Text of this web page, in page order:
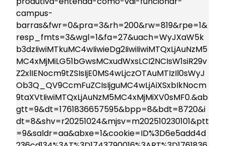
campus-
barras&fwr=0&pra=3&rh=200&rw=819&rpe=1&
resp_fmts=3&wgl=1&fa=27&uach=WyJXaW5k
b3dzIiwiMTkuMC4wIiwieDg2IiwiIiwiMTQxLjAuNzM5
MC4xMjMiLG51bGwsMCxudWxsLCI2NCIsW1siR29v
Z2xlIENocm9tZSIsIjE0MS4wLjczOTAuMTIzIl0sWyJ
Ob3Q_QV9CcmFuZCIsIjguMC4wLjAiXSxbIkNocm
9taXVtIiwiMTQxLjAuNzM5MC4xMjMiXV0sMF0.&ab
gtt=9&dt=1761836657595&bpp=8&bdt=8720&i
dt=8&shv=r20251024&mjsv=m202510230101&ptt
=9&saldr=aa&abxe=1&cookie=ID%3D6e5add4d